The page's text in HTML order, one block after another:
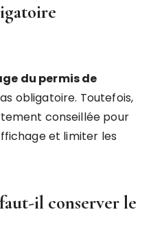
du permis de
obligatoire. Toutefois,
conseillée pour
et limiter les
il conserver le